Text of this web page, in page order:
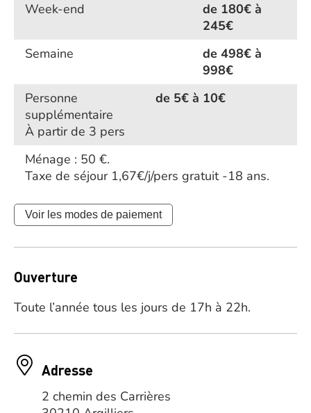
Week-end
de 180€ à
245€
Semaine
de 498€ à
998€
Personne
supplémentaire
de 5€ à 10€
À partir de 3 pers
Ménage : 50 €.
Taxe de séjour 1,67€/j/pers gratuit -18 ans.
Voir les modes de paiement
Ouverture
Toute l’année tous les jours de 17h à 22h.
Adresse
2 chemin des Carrières